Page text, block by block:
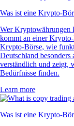
Was ist eine Krypto-
Wer Kryptowährungen
kommt an einer
Krypto-Börse, wie
Deutschland
verständlich und zeigt,
Bedürfnisse finden.
Learn more
Was ist eine Krypto-